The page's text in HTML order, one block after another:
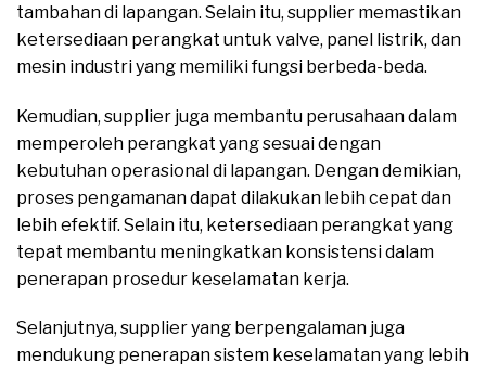
tambahan di lapangan. Selain itu, supplier memastikan
ketersediaan perangkat untuk valve, panel listrik, dan
mesin industri yang memiliki fungsi berbeda-beda.
Kemudian, supplier juga membantu perusahaan dalam
memperoleh perangkat yang sesuai dengan
kebutuhan operasional di lapangan. Dengan demikian,
proses pengamanan dapat dilakukan lebih cepat dan
lebih efektif. Selain itu, ketersediaan perangkat yang
tepat membantu meningkatkan konsistensi dalam
penerapan prosedur keselamatan kerja.
Selanjutnya, supplier yang berpengalaman juga
mendukung penerapan sistem keselamatan yang lebih